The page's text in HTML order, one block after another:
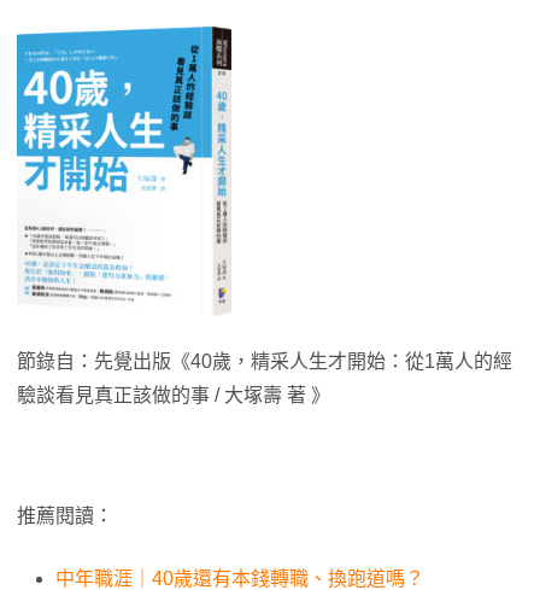
節錄自：先覺出版《40歲，精采人生才開始：從1萬人的經
驗談看見真正該做的事 / 大塚壽 著 》
推薦閱讀：
中年職涯｜40歲還有本錢轉職、換跑道嗎？